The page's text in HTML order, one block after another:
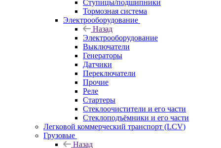
Ступицы/подшипники
Тормозная система
Электрооборудование
Назад
Электрооборудование
Выключатели
Генераторы
Датчики
Переключатели
Прочие
Реле
Стартеры
Стеклоочистители и его части
Стеклоподъёмники и его части
Легковой коммерческий транспорт (LCV)
Грузовые
Назад